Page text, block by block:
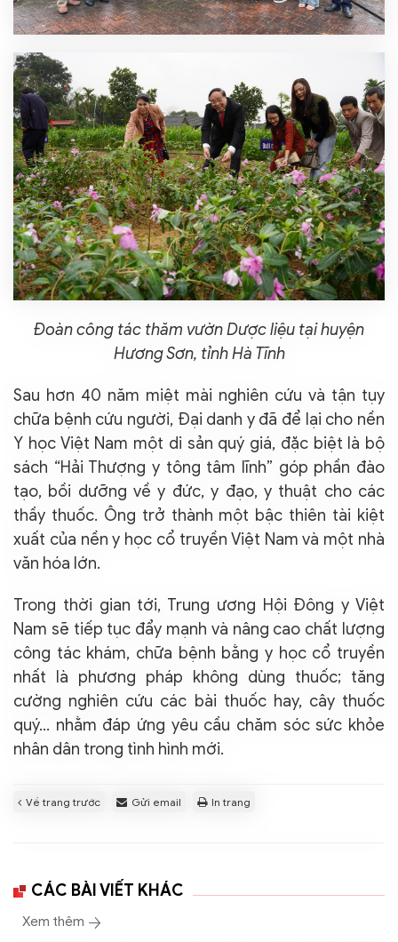
Đoàn công tác thăm vườn Dược liệu tại huyện
Hương Sơn, tỉnh Hà Tĩnh
Sau hơn 40 năm miệt mài nghiên cứu và tận tụy
chữa bệnh cứu người, Đại danh y đã để lại cho nền
Y học Việt Nam một di sản quý giá, đặc biệt là bộ
sách “Hải Thượng y tông tâm lĩnh” góp phần đào
tạo, bồi dưỡng về y đức, y đạo, y thuật cho các
thầy thuốc. Ông trở thành một bậc thiên tài kiệt
xuất của nền y học cổ truyền Việt Nam và một nhà
văn hóa lớn.
Trong thời gian tới, Trung ương Hội Đông y Việt
Nam sẽ tiếp tục đẩy mạnh và nâng cao chất lượng
công tác khám, chữa bệnh bằng y học cổ truyền
nhất là phương pháp không dùng thuốc; tăng
cường nghiên cứu các bài thuốc hay, cây thuốc
quý… nhằm đáp ứng yêu cầu chăm sóc sức khỏe
nhân dân trong tình hình mới.
Về trang trước Gửi email In trang
CÁC BÀI VIẾT KHÁC
Xem thêm